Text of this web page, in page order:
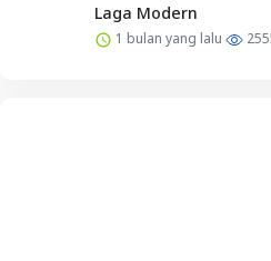
Laga Modern
1 bulan yang lalu